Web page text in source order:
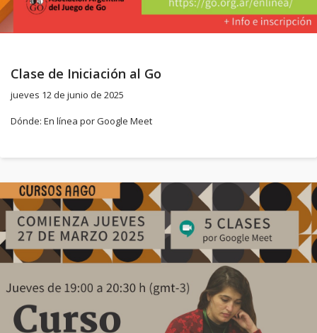
Clase de Iniciación al Go
jueves 12 de junio de 2025
Dónde: En línea por Google Meet